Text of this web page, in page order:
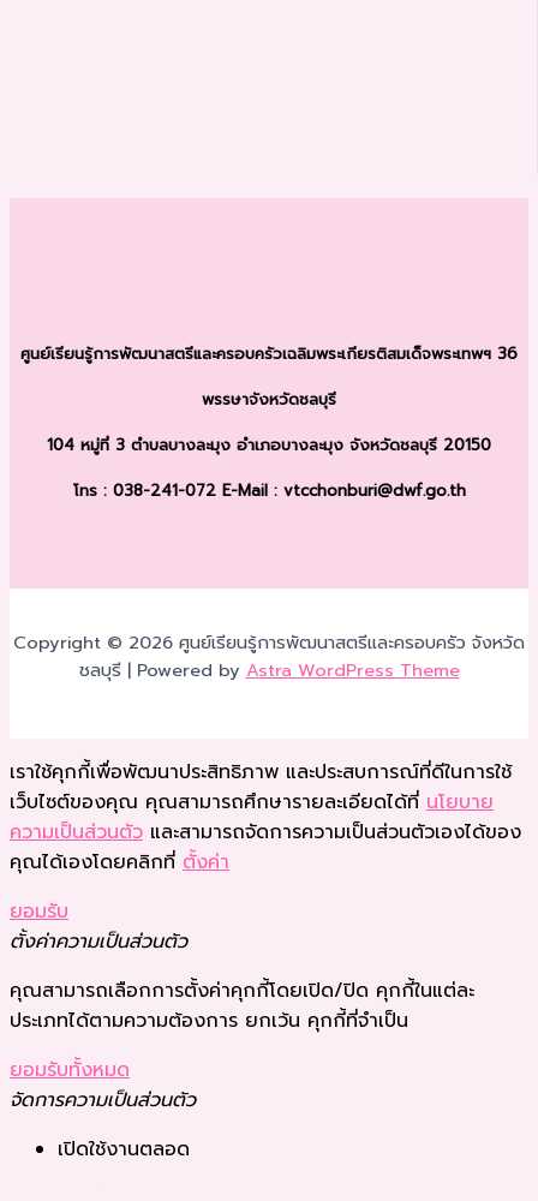
ศูนย์เรียนรู้การพัฒนาสตรีและครอบครัวเฉลิมพระเกียรติสมเด็จพระเทพฯ 36
พรรษาจังหวัดชลบุรี
104 หมู่ที่ 3 ตำบลบางละมุง อำเภอบางละมุง จังหวัดชลบุรี 20150
โทร : 038-241-072 E-Mail : vtcchonburi@dwf.go.th
Copyright © 2026 ศูนย์เรียนรู้การพัฒนาสตรีและครอบครัว จังหวัด
ชลบุรี | Powered byAstra WordPress Theme
เราใช้คุกกี้เพื่อพัฒนาประสิทธิภาพ และประสบการณ์ที่ดีในการใช้
เว็บไซต์ของคุณ คุณสามารถศึกษารายละเอียดได้ที่ นโยบาย
ความเป็นส่วนตัว และสามารถจัดการความเป็นส่วนตัวเองได้ของ
คุณได้เองโดยคลิกที่ ตั้งค่า
ยอมรับ
ตั้งค่าความเป็นส่วนตัว
คุณสามารถเลือกการตั้งค่าคุกกี้โดยเปิด/ปิด คุกกี้ในแต่ละ
ประเภทได้ตามความต้องการ ยกเว้น คุกกี้ที่จำเป็น
ยอมรับทั้งหมด
จัดการความเป็นส่วนตัว
เปิดใช้งานตลอด